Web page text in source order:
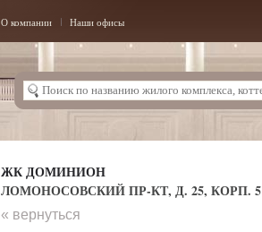
О компании Наши офисы
ЖК ДОМИНИОН
ЛОМОНОСОВСКИЙ ПР-КТ, Д. 25, КОРП. 5
« вернуться